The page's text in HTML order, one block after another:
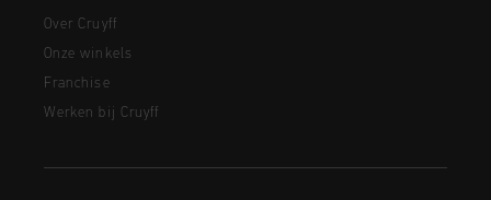
Over Cruyff
Onze winkels
Franchise
Werken bij Cruyff